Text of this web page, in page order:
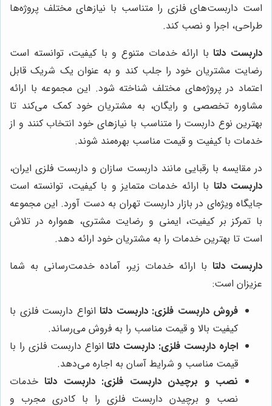
است داربست‌های فلزی را متناسب با نیازهای مختلف پروژه‌ها
طراحی، اجرا و نصب کند.
داربست دلتابا ارائه خدمات متنوع و با کیفیت، توانسته است
رضایت مشتریان خود را جلب کند و به عنوان یک شریک قابل
اعتماد در پروژه‌های مختلف شناخته شود. این مجموعه با ارائه
مشاوره تخصصی و رایگان، به مشتریان خود کمک می‌کند تا
بهترین نوع داربست را متناسب با نیازهای خود انتخاب کنند و از
خدمات با کیفیت و قیمت مناسب بهره‌مند شوند.
در مقایسه با رقبایی مانند داربست سازان و داربست فلزی ایران،
داربست دلتا با ارائه خدمات متمایز و با کیفیت، توانسته است
جایگاه ویژه‌ای در بازار داربست تهران به دست آورد. این مجموعه
با تمرکز بر کیفیت، ایمنی و رضایت مشتری، همواره در تلاش
است تا بهترین خدمات را به مشتریان خود ارائه دهد.
داربست دلتا با ارائه خدمات زیر، آماده خدمت‌رسانی به شما
عزیزان است:
فروش داربست فلزی: داربست دلتا انواع داربست فلزی با
کیفیت بالا و قیمت مناسب را به فروش می‌رساند.
اجاره داربست فلزی: داربست دلتاانواع داربست فلزی را با
قیمت مناسب و شرایط آسان به اجاره می‌دهد.
نصب و برچیدن داربست فلزی: داربست دلتاخدمات
نصب و برچیدن داربست فلزی را با کادری مجرب و